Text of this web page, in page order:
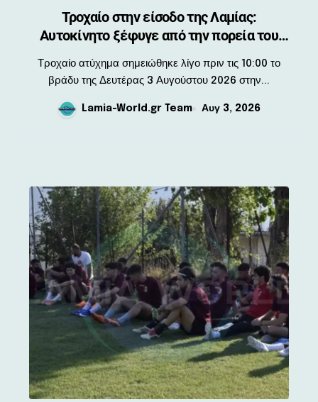
Τροχαίο στην είσοδο της Λαμίας:
Αυτοκίνητο ξέφυγε από την πορεία του
Τροχαίο ατύχημα σημειώθηκε λίγο πριν τις 10:00 το
βράδυ της Δευτέρας 3 Αυγούστου 2026 στην...
Lamia-World.gr Team Αυγ 3, 2026